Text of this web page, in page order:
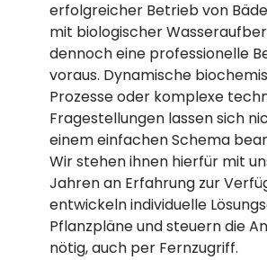
erfolgreicher Betrieb von
mit biologischer
dennoch eine professionelle
voraus. Dynamische
Prozesse oder komplexe
Fragestellungen lassen sich
einem einfachen Schema
Wir stehen ihnen hierfür mit
Jahren an Erfahrung zur
entwickeln individuelle
Pflanzpläne und steuern die
nötig, auch per Fernzugriff.